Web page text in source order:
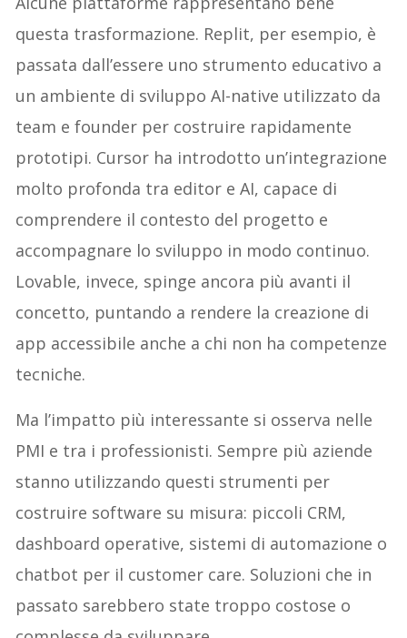
questa trasformazione. Replit, per esempio, è
passata dall’essere uno strumento educativo a
un ambiente di sviluppo AI-native utilizzato da
team e founder per costruire rapidamente
prototipi. Cursor ha introdotto un’integrazione
molto profonda tra editor e AI, capace di
comprendere il contesto del progetto e
accompagnare lo sviluppo in modo continuo.
Lovable, invece, spinge ancora più avanti il
concetto, puntando a rendere la creazione di
app accessibile anche a chi non ha competenze
tecniche.
Ma l’impatto più interessante si osserva nelle
PMI e tra i professionisti. Sempre più aziende
stanno utilizzando questi strumenti per
costruire software su misura: piccoli CRM,
dashboard operative, sistemi di automazione o
chatbot per il customer care. Soluzioni che in
passato sarebbero state troppo costose o